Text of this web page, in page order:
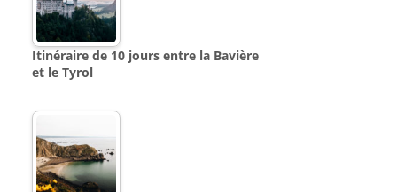
Itinéraire de 10 jours entre la Bavière
et le Tyrol